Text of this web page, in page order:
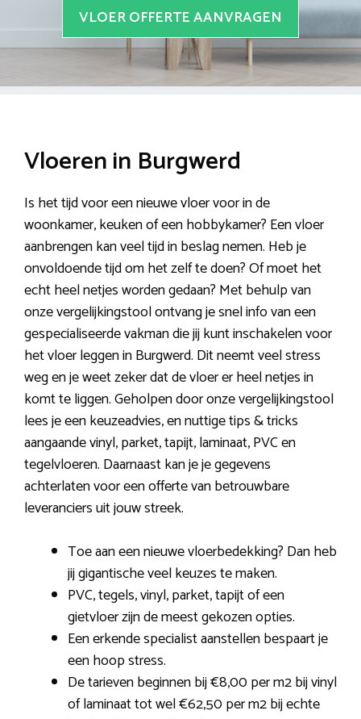
VLOER OFFERTE AANVRAGEN
Vloeren in Burgwerd
Is het tijd voor een nieuwe vloer voor in de
woonkamer, keuken of een hobbykamer? Een vloer
aanbrengen kan veel tijd in beslag nemen. Heb je
onvoldoende tijd om het zelf te doen? Of moet het
echt heel netjes worden gedaan? Met behulp van
onze vergelijkingstool ontvang je snel info van een
gespecialiseerde vakman die jij kunt inschakelen voor
het vloer leggen in Burgwerd. Dit neemt veel stress
weg en je weet zeker dat de vloer er heel netjes in
komt te liggen. Geholpen door onze vergelijkingstool
lees je een keuzeadvies, en nuttige tips & tricks
aangaande vinyl, parket, tapijt, laminaat, PVC en
tegelvloeren. Daarnaast kan je je gegevens
achterlaten voor een offerte van betrouwbare
leveranciers uit jouw streek.
Toe aan een nieuwe vloerbedekking? Dan heb
jij gigantische veel keuzes te maken.
PVC, tegels, vinyl, parket, tapijt of een
gietvloer zijn de meest gekozen opties.
Een erkende specialist aanstellen bespaart je
een hoop stress.
De tarieven beginnen bij €8,00 per m2 bij vinyl
of laminaat tot wel €62,50 per m2 bij echte